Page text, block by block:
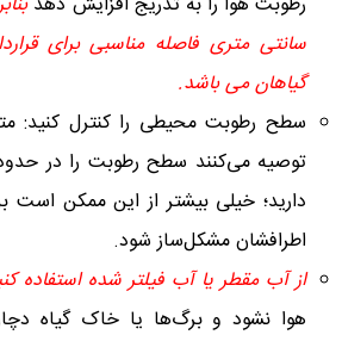
سانتی متری فاصله مناسبی برای
گیاهان می باشد.
سطح رطوبت محیطی را کنترل کنید:
توصیه می‌کنند سطح رطوبت را در
دارید؛ خیلی بیشتر از این ممکن است
اطرافشان مشکل‌ساز شود.
از آب مقطر یا آب فیلتر شده استفاده
هوا نشود و برگ‌ها یا خاک گیاه